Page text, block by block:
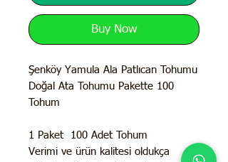
Buy Now
Şenköy Yamula Ala Patlıcan Tohumu
Doğal Ata Tohumu Pakette 100
Tohum
1 Paket 100 Adet Tohum
Verimi ve ürün kalitesi oldukça